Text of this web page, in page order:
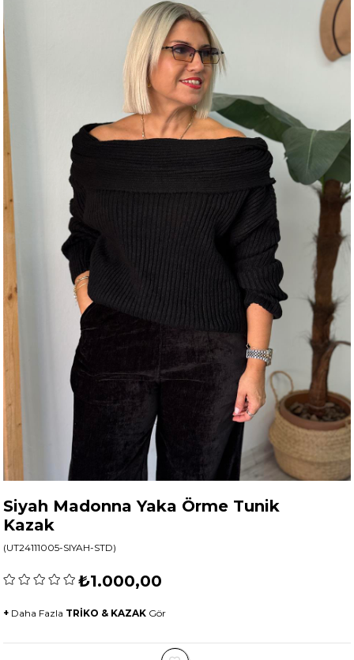
Siyah Madonna Yaka Örme Tunik
Kazak
(UT24111005-SIYAH-STD)
₺1.000,00
+ Daha Fazla TRİKO & KAZAK Gör